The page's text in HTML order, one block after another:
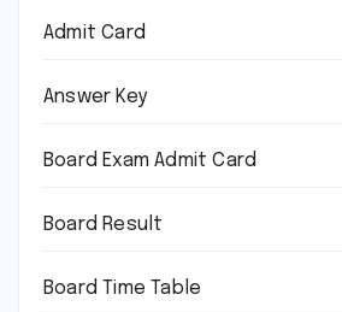
Admit Card
Answer Key
Board Exam Admit Card
Board Result
Board Time Table